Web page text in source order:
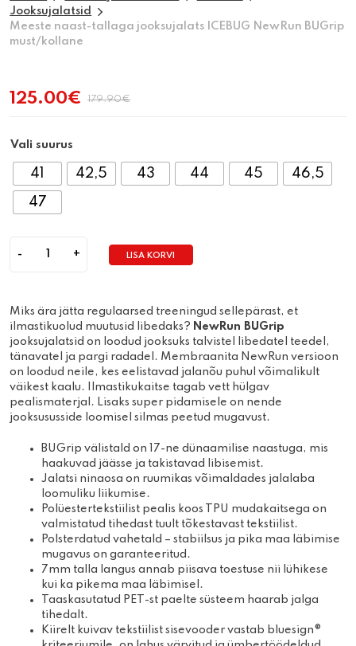
Jooksujalatsid
Meeste naast-tallaga jooksujalats ICEBUG NewRun BUGrip
must/kollane
179.90€
Algne
oli:
179.90€.
125.00€
Praegune
on:
125.00€.
Vali suurus
41 42,5 43 44 45
46,5
47
Quantity LISA KORVI
Miks ära jätta regulaarsed treeningud sellepärast, et
ilmastikuolud muutusid libedaks? NewRun BUGrip
jooksujalatsid on loodud jooksuks talvistel libedatel teedel,
tänavatel ja pargi radadel. Membraanita NewRun versioon
on loodud neile, kes eelistavad jalanõu puhul võimalikult
väikest kaalu. Ilmastikukaitse tagab vett hülgav
pealismaterjal. Lisaks super pidamisele on nende
jooksususside loomisel silmas peetud mugavust.
BUGrip välistald on 17-ne dünaamilise naastuga, mis
haakuvad jäässe ja takistavad libisemist.
Jalatsi ninaosa on ruumikas võimaldades jalalaba
loomuliku liikumise.
Polüestertekstiilist pealis koos TPU mudakaitsega on
valmistatud tihedast tuult tõkestavast tekstiilist.
Polsterdatud vahetald – stabiilsus ja pika maa läbimise
mugavus on garanteeritud.
7mm talla langus annab piisava toestuse nii lühikese
kui ka pikema maa läbimisel.
Taaskasutatud PET-st paelte süsteem haarab jalga
tihedalt.
Kiirelt kuivav tekstiilist sisevooder vastab bluesign®